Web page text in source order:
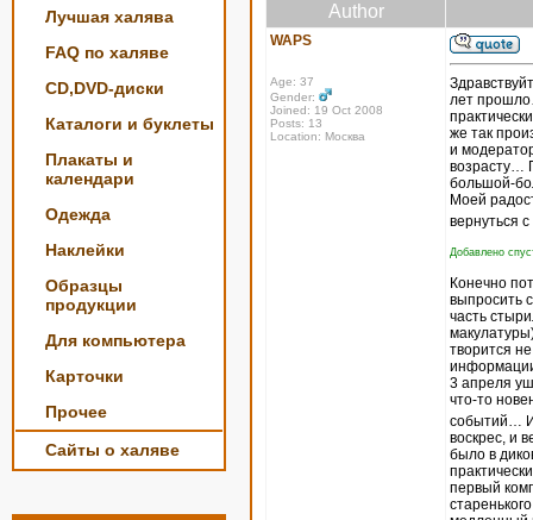
Лучшая халява
FAQ по халяве
CD,DVD-диски
Каталоги и буклеты
Плакаты и
календари
Одежда
Наклейки
Образцы
продукции
Для компьютера
Карточки
Прочее
Сайты о халяве
Author
WAPS
Age: 37
Gender:
Joined: 19 Oct 2008
Posts: 13
Location: Москва
лет
же так
и
возрасту…
большой-
Моей
вернуться
Добавлено
Конечно
выпросить
часть
творится
3 апреля
что-то
событий… И
воскрес, и
было в
первый